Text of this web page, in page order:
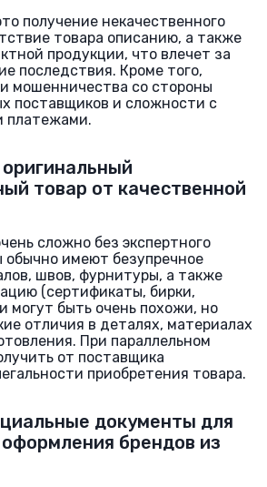
получение некачественного
товара описанию, а также
продукции, что влечет за
последствия. Кроме того,
мошенничества со стороны
поставщиков и сложности с
платежами.
товар от качественной
сложно без экспертного
обычно имеют безупречное
швов, фурнитуры, а также
(сертификаты, бирки,
могут быть очень похожи, но
отличия в деталях, материалах
При параллельном
от поставщика
приобретения товара.
документы для
брендов из